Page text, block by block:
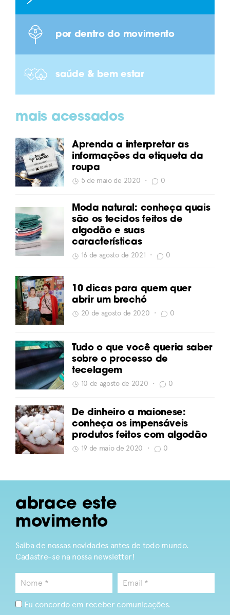
por dentro do movimento
saúde & bem estar
mais acessados
Aprenda a interpretar as
informações da etiqueta da
roupa
5 de maio de 2020 • 0
Moda natural: conheça quais
são os tecidos feitos de
algodão e suas
características
16 de agosto de 2021 • 0
10 dicas para quem quer
abrir um brechó
20 de agosto de 2020 • 0
Tudo o que você queria saber
sobre o processo de
tecelagem
10 de agosto de 2020 • 0
De dinheiro a maionese:
conheça os impensáveis
produtos feitos com algodão
19 de maio de 2020 • 0
abrace este
movimento
Saiba de nossas novidades antes de todo mundo.
Cadastre-se na nossa newsletter!
Eu concordo em receber comunicações.